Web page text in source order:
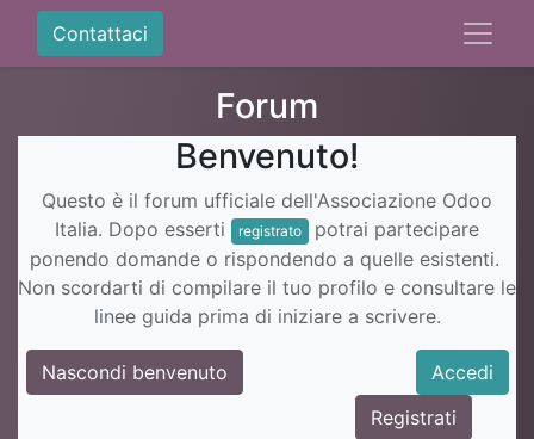
Contattaci
Forum
Benvenuto!
Questo è il forum ufficiale dell'Associazione Odoo
Italia. Dopo esserti
registrato
potrai partecipare
ponendo domande o rispondendo a quelle esistenti.
Non scordarti di compilare il tuo profilo e consultare le
linee guida prima di iniziare a scrivere.
Nascondi benvenuto
Accedi
Registrati